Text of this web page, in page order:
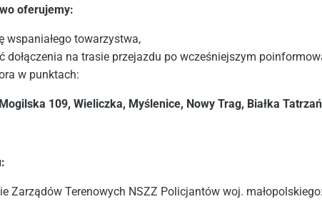
oferujemy:
wspaniałego towarzystwa,
dołączenia na trasie przejazdu po wcześniejszym
w punktach:
109, Wieliczka, Myślenice, Nowy Trag, Białka
Zarządów Terenowych NSZZ Policjantów woj.